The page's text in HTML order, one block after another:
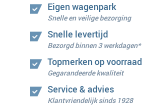
Eigen wagenpark
Snelle en veilige bezorging
Snelle levertijd
Bezorgd binnen 3 werkdagen*
Topmerken op voorraad
Gegarandeerde kwaliteit
Service & advies
Klantvriendelijk sinds 1928